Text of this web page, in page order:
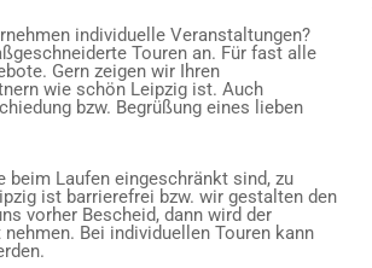
individuelle Veranstaltungen?
Touren an. Für fast alle
Gern zeigen wir Ihren
wie schön Leipzig ist. Auch
bzw. Begrüßung eines lieben
beim Laufen eingeschränkt sind, zu
ist barrierefrei bzw. wir gestalten den
vorher Bescheid, dann wird der
Bei individuellen Touren kann